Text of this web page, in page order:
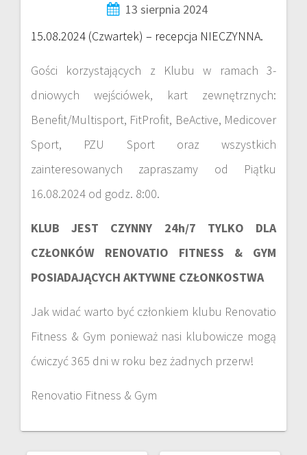
13 sierpnia 2024
15.08.2024 (Czwartek) – recepcja NIECZYNNA.
Gości korzystających z Klubu w ramach 3-
dniowych wejściówek, kart zewnętrznych:
Benefit/Multisport, FitProfit, BeActive, Medicover
Sport, PZU Sport oraz wszystkich
zainteresowanych zapraszamy od Piątku
16.08.2024 od godz. 8:00.
KLUB JEST CZYNNY 24h/7 TYLKO DLA
CZŁONKÓW RENOVATIO FITNESS & GYM
POSIADAJĄCYCH AKTYWNE CZŁONKOSTWA
Jak widać warto być członkiem klubu Renovatio
Fitness & Gym ponieważ nasi klubowicze mogą
ćwiczyć 365 dni w roku bez żadnych przerw!
Renovatio Fitness & Gym